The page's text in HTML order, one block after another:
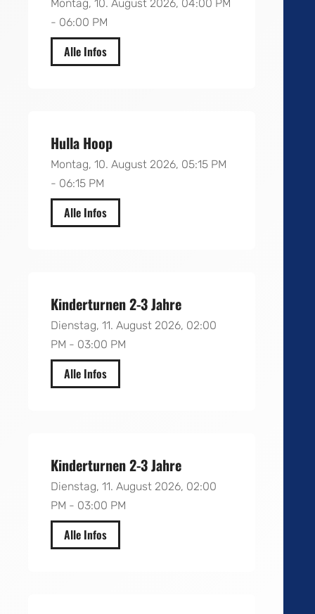
Montag, 10. August 2026, 04:00 PM
- 06:00 PM
Alle Infos
Hulla Hoop
Montag, 10. August 2026, 05:15 PM
- 06:15 PM
Alle Infos
Kinderturnen 2-3 Jahre
Dienstag, 11. August 2026, 02:00
PM - 03:00 PM
Alle Infos
Kinderturnen 2-3 Jahre
Dienstag, 11. August 2026, 02:00
PM - 03:00 PM
Alle Infos